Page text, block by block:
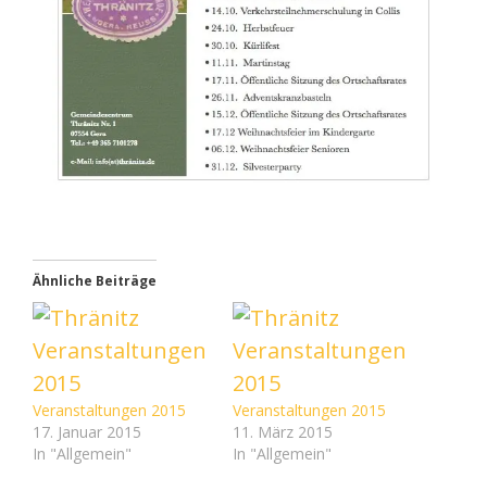
Ähnliche Beiträge
Veranstaltungen 2015
17. Januar 2015
In "Allgemein"
Veranstaltungen 2015
11. März 2015
In "Allgemein"